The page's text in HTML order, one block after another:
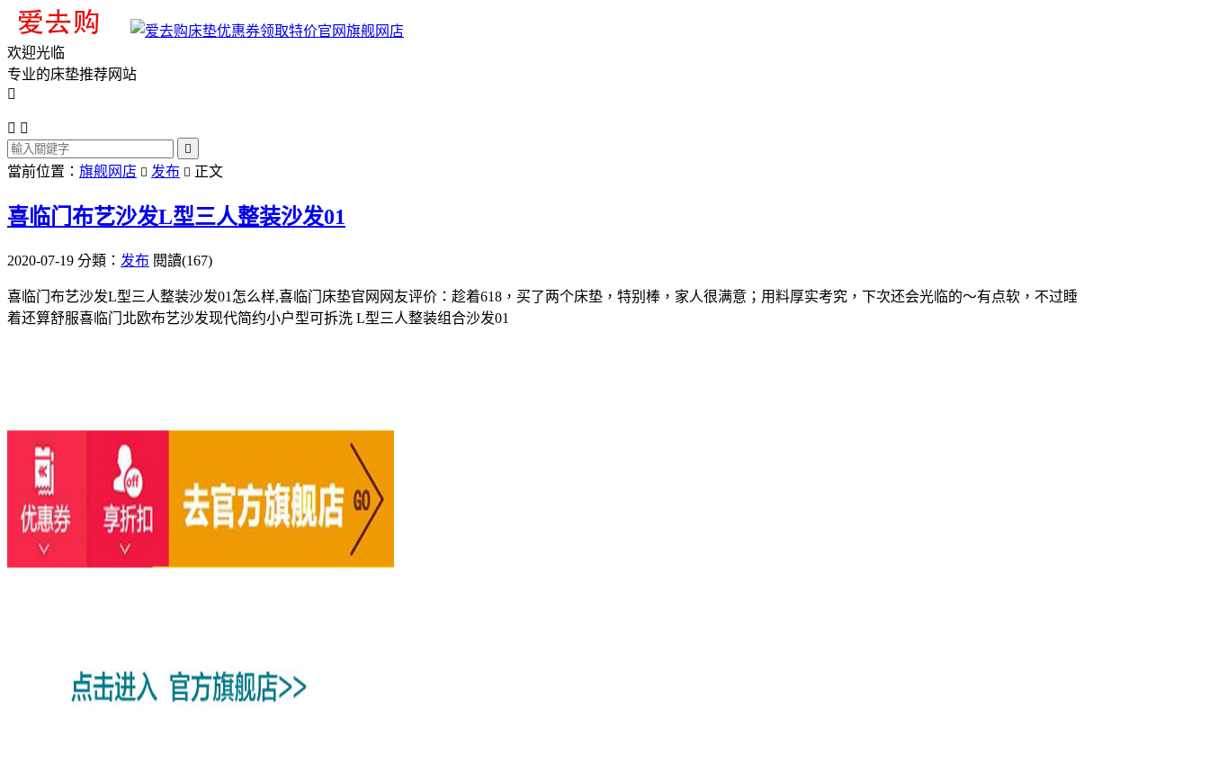
旗舰网店
欢迎光临
专业的床垫推荐网站

 

當前位置： 旗舰网店  发布  正文
喜临门布艺沙发L型三人整装沙发01
2020-07-19 分類： 发布 閱讀(167)
喜临门布艺沙发L型三人整装沙发01怎么样,喜临门床垫官网网友评价：趁着618，买了两个床垫，特别棒，家人很满意；用料厚实考究，下次还会光临的～有点软，不过睡
着还算舒服喜临门北欧布艺沙发现代简约小户型可拆洗 L型三人整装组合沙发01